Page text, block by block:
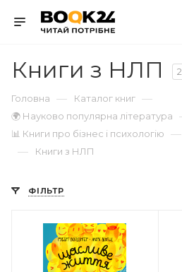
Книги з НЛП 2
Головна — Каталог книг —
🌍 Науково популярна література
📊 Книги про бізнес і психологію —
— Книги з НЛП
ФІЛЬТР